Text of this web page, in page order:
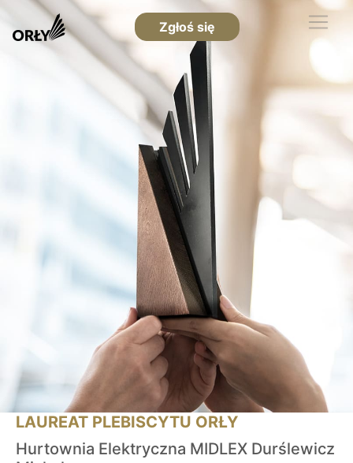
Zgłoś się
LAUREAT PLEBISCYTU ORŁY
Hurtownia Elektryczna MIDLEX Durślewicz